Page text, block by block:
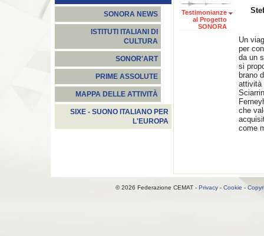
SONORA NEWS
ISTITUTI ITALIANI DI
CULTURA
SONOR'ART
PRIME ASSOLUTE
MAPPA DELLE ATTIVITÀ
SIXE - SUONO ITALIANO PER
L'EUROPA
Testimonianze
al Progetto
SONORA
Un
per
da un
si
brano
attività
che
come
© 2026 Federazione CEMAT - Privacy- Cookie -